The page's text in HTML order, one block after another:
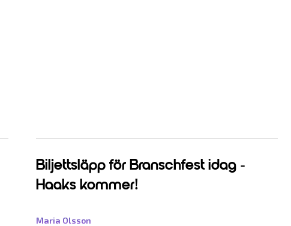
Biljettsläpp för Branschfest idag -
Haaks kommer!
Maria Olsson